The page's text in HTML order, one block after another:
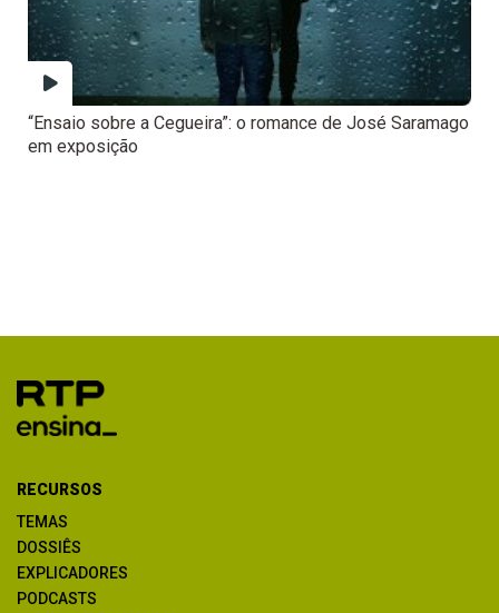
“Ensaio sobre a Cegueira”: o romance de José Saramago
em exposição
RECURSOS
TEMAS
DOSSIÊS
EXPLICADORES
PODCASTS